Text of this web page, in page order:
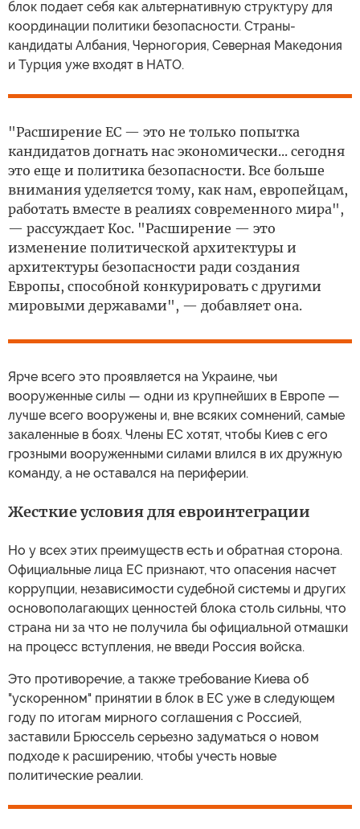
блок подает себя как альтернативную структуру для
координации политики безопасности. Страны-
кандидаты Албания, Черногория, Северная Македония
и Турция уже входят в НАТО.
"Расширение ЕС — это не только попытка
кандидатов догнать нас экономически... сегодня
это еще и политика безопасности. Все больше
внимания уделяется тому, как нам, европейцам,
работать вместе в реалиях современного мира",
— рассуждает Кос. "Расширение — это
изменение политической архитектуры и
архитектуры безопасности ради создания
Европы, способной конкурировать с другими
мировыми державами", — добавляет она.
Ярче всего это проявляется на Украине, чьи
вооруженные силы — одни из крупнейших в Европе —
лучше всего вооружены и, вне всяких сомнений, самые
закаленные в боях. Члены ЕС хотят, чтобы Киев с его
грозными вооруженными силами влился в их дружную
команду, а не оставался на периферии.
Жесткие условия для евроинтеграции
Но у всех этих преимуществ есть и обратная сторона.
Официальные лица ЕС признают, что опасения насчет
коррупции, независимости судебной системы и других
основополагающих ценностей блока столь сильны, что
страна ни за что не получила бы официальной отмашки
на процесс вступления, не введи Россия войска.
Это противоречие, а также требование Киева об
"ускоренном" принятии в блок в ЕС уже в следующем
году по итогам мирного соглашения с Россией,
заставили Брюссель серьезно задуматься о новом
подходе к расширению, чтобы учесть новые
политические реалии.